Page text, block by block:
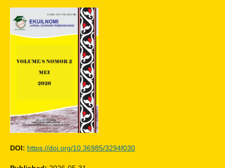
DOI: https://doi.org/10.36985/3294f030